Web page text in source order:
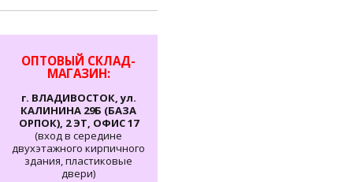
ОПТОВЫЙ СКЛАД-
МАГАЗИН:
г. ВЛАДИВОСТОК, ул.
КАЛИНИНА 29Б (БАЗА
ОРПОК), 2 ЭТ, ОФИС 17
(вход в середине
двухэтажного кирпичного
здания, пластиковые
двери)